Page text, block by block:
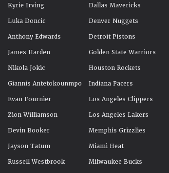
Kyrie Irving
Luka Doncic
Anthony Edwards
James Harden
Nikola Jokic
Giannis Antetokounmpo
Evan Fournier
Zion Williamson
Devin Booker
Jayson Tatum
Russell Westbrook
Dallas Mavericks
Denver Nuggets
Detroit Pistons
Golden State Warriors
Houston Rockets
Indiana Pacers
Los Angeles Clippers
Los Angeles Lakers
Memphis Grizzlies
Miami Heat
Milwaukee Bucks